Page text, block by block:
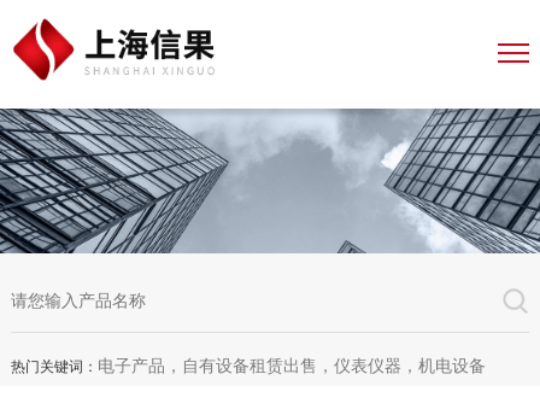
热门关键词： 电子产品，自有设备租赁出售，仪表仪器，机电设备